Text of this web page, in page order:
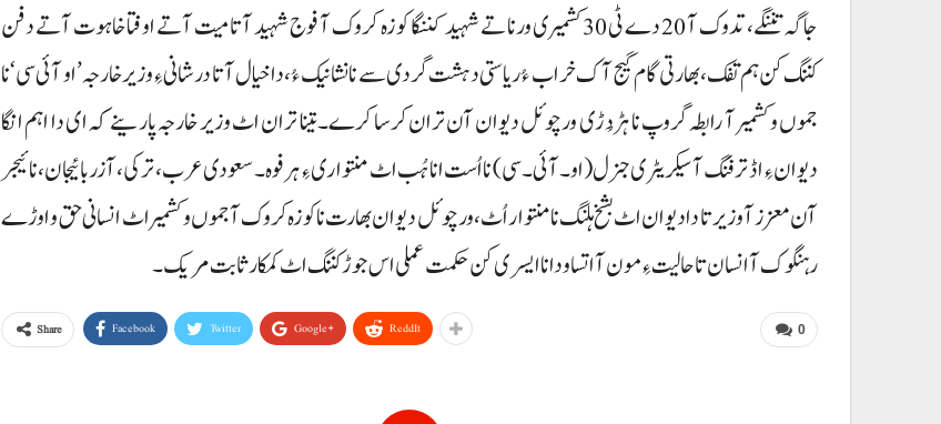
جاگہ تننگے، تدوک آ 20 دے ٹی 30کشمیری ورنا تے شہید کننگا کوزہ کروک آ فوج شہید آتا میت آتے اوفتا خاہوت آتے دفن
کننگ کن ہم تفک، بھارتی گام گیج آک خراب ءُ ریاستی دہشت گردی سے نا نشانیک ءُ، دا خیال آتا درشانی ءِ وزیر خارجہ ’او آئی سی‘ نا
جموں وکشمیر آ رابطہ گروپ نا ہڑدُڑی ورچوئل دیوان آن تران کرسا کرے۔ تینا تران اٹ وزیر خارجہ پارینے کہ ای دا اہم انگا
دیوان ءِ اڈ ترفنگ آ سیکریٹری جنرل (او۔آئی۔سی) نا اُست انا ہُب اٹ منتواری ءِ ہرفوہ۔ سعودی عرب، ترکی، آزربائیجان، نائیجر
آن معزز آ وزیر تا دا دیوان اٹ بشخ ہلنگ نا منتوار اُٹ، ورچوئل دیوان بھارت نا کوزہ کروک آ جموں وکشمیر اٹ انسانی حق و اوڑے
رہنگوک آ انسان تا حالیت ءِ مون آ اتسا و دانا ایسری کن حکمت عملی اس جوڑ کننگ اٹ کمکار ثابت مریک۔
0
Share Facebook Twitter Google+ ReddIt